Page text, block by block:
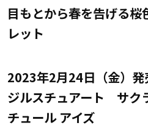
目もとから春を告げる
レット
2023年2月24日（金）発
ジルスチュアート サク
チュール アイズ